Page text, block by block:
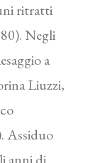
ritratti
Negli
a
Liuzzi,
Assiduo